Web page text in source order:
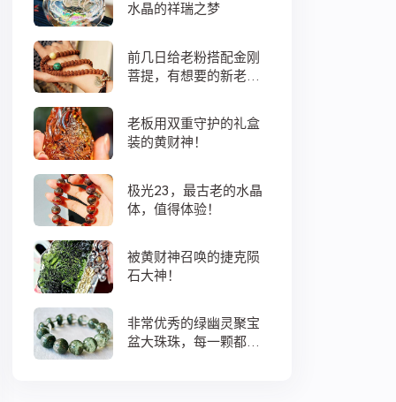
水晶的祥瑞之梦
前几日给老粉搭配金刚
菩提，有想要的新老
老板用双重守护的礼盒
装的黄财神！
极光23，最古老的水晶
体，值得体验！
被黄财神召唤的捷克陨
石大神！
非常优秀的绿幽灵聚宝
盆大珠珠，每一颗都蕴